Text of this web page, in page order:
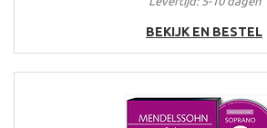
BEKIJK EN BESTEL